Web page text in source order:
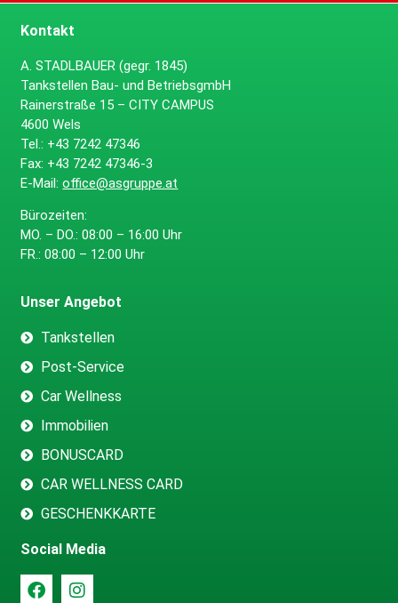
Kontakt
A. STADLBAUER (gegr. 1845)
Tankstellen Bau- und BetriebsgmbH
Rainerstraße 15 – CITY CAMPUS
4600 Wels
Tel.: +43 7242 47346
Fax: +43 7242 47346-3
E-Mail:office@asgruppe.at
Bürozeiten:
MO. – DO.: 08:00 – 16:00 Uhr
FR.: 08:00 – 12:00 Uhr
Unser Angebot
Tankstellen
Post-Service
Car Wellness
Immobilien
BONUSCARD
CAR WELLNESS CARD
GESCHENKKARTE
Social Media